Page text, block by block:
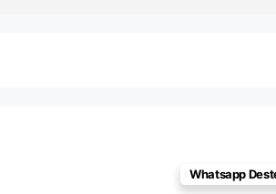
Whatsapp